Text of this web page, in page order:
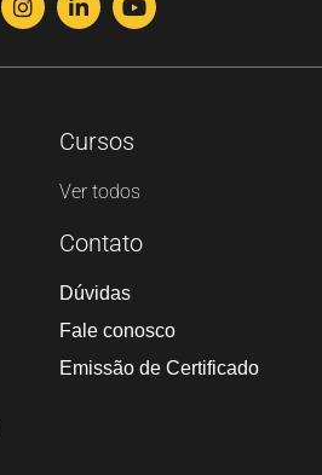
Cursos
Ver todos
Contato
Dúvidas
Fale conosco
Emissão de Certificado